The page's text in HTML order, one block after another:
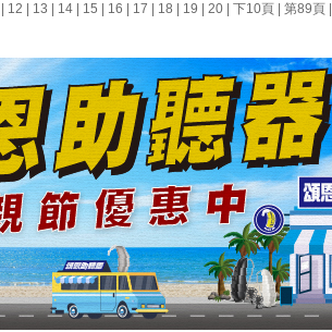
12 13 14 15 16 17 18 19 20 下10頁 第89頁